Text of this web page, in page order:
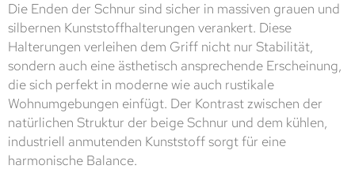
Die Enden der Schnur sind sicher in massiven grauen und
silbernen Kunststoffhalterungen verankert. Diese
Halterungen verleihen dem Griff nicht nur Stabilität,
sondern auch eine ästhetisch ansprechende Erscheinung,
die sich perfekt in moderne wie auch rustikale
Wohnumgebungen einfügt. Der Kontrast zwischen der
natürlichen Struktur der beige Schnur und dem kühlen,
industriell anmutenden Kunststoff sorgt für eine
harmonische Balance.